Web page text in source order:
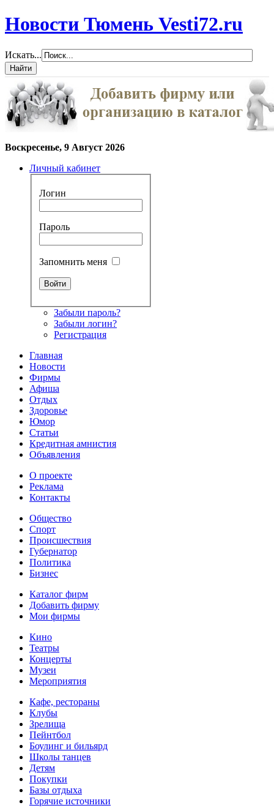
Новости Тюмень Vesti72.ru
Искать...
Воскресенье, 9 Август 2026
Личный кабинет
Логин
Пароль
Запомнить меня
Забыли пароль?
Забыли логин?
Регистрация
Главная
Новости
Фирмы
Афиша
Отдых
Здоровье
Юмор
Статьи
Кредитная амнистия
Объявления
О проекте
Реклама
Контакты
Общество
Спорт
Происшествия
Губернатор
Политика
Бизнес
Каталог фирм
Добавить фирму
Мои фирмы
Кино
Театры
Концерты
Музеи
Мероприятия
Кафе, рестораны
Клубы
Зрелища
Пейнтбол
Боулинг и бильярд
Школы танцев
Детям
Покупки
Базы отдыха
Горячие источники